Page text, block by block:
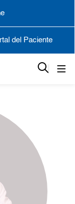
del Paciente